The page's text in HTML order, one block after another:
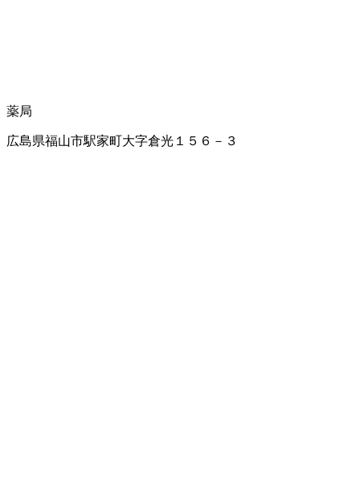
薬局
広島県福山市駅家町大字倉光１５６－３